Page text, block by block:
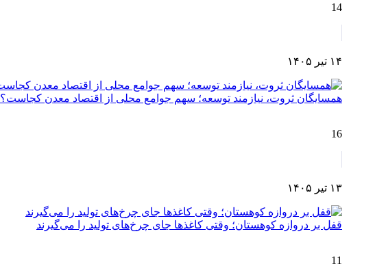
14
۱۴ تیر ۱۴۰۵
همسایگان ثروت، نیازمند توسعه؛ سهم جوامع محلی از اقتصاد معدن کجاست؟
16
۱۳ تیر ۱۴۰۵
قفل بر دروازه کوهستان؛ وقتی کاغذها جای چرخ‌های تولید را می‌گیرند
11